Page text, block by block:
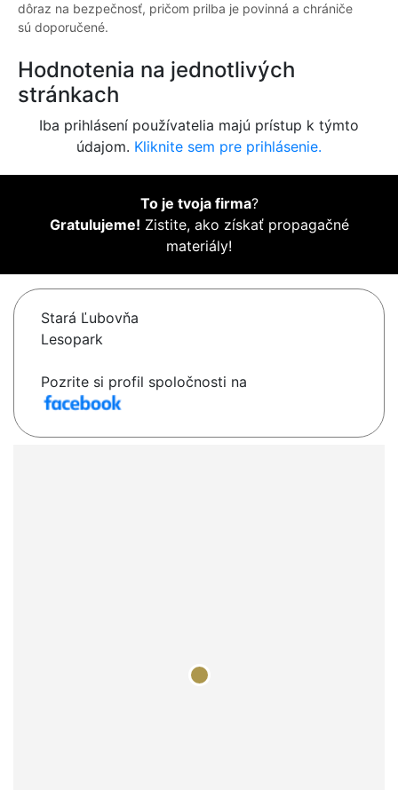
dôraz na bezpečnosť, pričom prilba je povinná a chrániče
sú doporučené.
Hodnotenia na jednotlivých
stránkach
Iba prihlásení používatelia majú prístup k týmto
údajom. Kliknite sem pre prihlásenie.
To je tvoja firma?
Gratulujeme! Zistite, ako získať propagačné
materiály!
Stará Ľubovňa
Lesopark
Pozrite si profil spoločnosti na